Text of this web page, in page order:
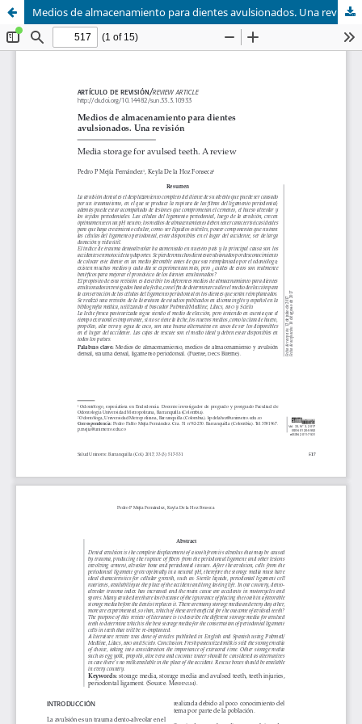
Medios de almacenamiento para dientes avulsionados. Una revisión.